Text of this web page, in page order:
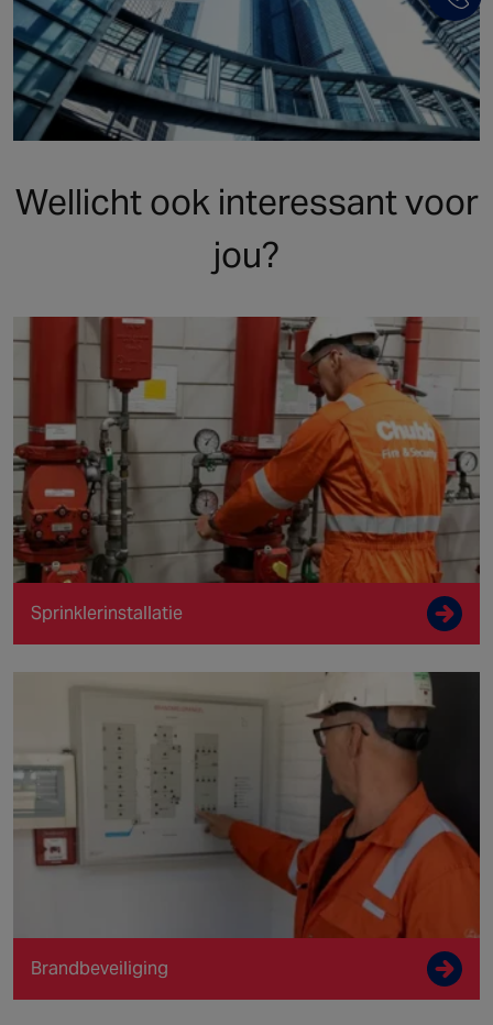
Wellicht ook interessant voor
jou?
Sprinklerinstallatie
Brandbeveiliging